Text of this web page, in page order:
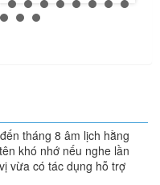
tháng 8 âm lịch hằng
khó nhớ nếu nghe lần
vừa có tác dụng hỗ trợ